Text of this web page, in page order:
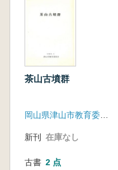
茶山古墳群
新刊 在庫なし
古書 2 点